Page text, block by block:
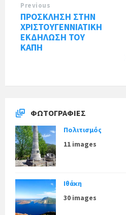
Previous
ΠΡΟΣΚΛΗΣΗ ΣΤΗΝ
ΧΡΙΣΤΟΥΓΕΝΝΙΑΤΙΚΗ
ΕΚΔΗΛΩΣΗ ΤΟΥ
ΚΑΠΗ
ΦΩΤΟΓΡΑΦΊΕΣ
Πολιτισμός
11 images
Ιθάκη
30 images